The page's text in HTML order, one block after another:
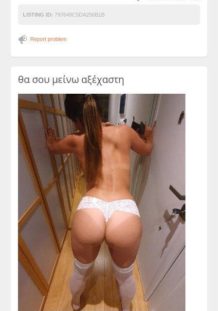
LISTING ID: 797649C5DA256B1B
Report problem
θα σου μείνω αξέχαστη